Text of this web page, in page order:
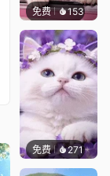
免费 153豆子
免费 271豆子